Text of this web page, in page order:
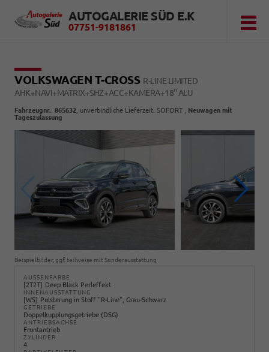
AUTOGALERIE SÜD E.K
07751-9181861
VOLKSWAGEN T-CROSS R-LINE LIMITED
AHK+NAVI+MATRIX+SHZ+ACC+KAMERA+18'' ALU
Fahrzeugnr.: 865632 , unverbindliche Lieferzeit: SOFORT , Neuwagen mit
Tageszulassung
Beispielbilder, ggf. teilweise mit Sonderausstattung
AUSSENFARBE
2T2T Deep Black Perleffekt
INNENAUSSTATTUNG
WS Polsterung in Stoff "R-Line", Grau-Schwarz
GETRIEBE
Doppelkupplungsgetriebe (DSG)
ANTRIEBSACHSE
Frontantrieb
ZYLINDER
4